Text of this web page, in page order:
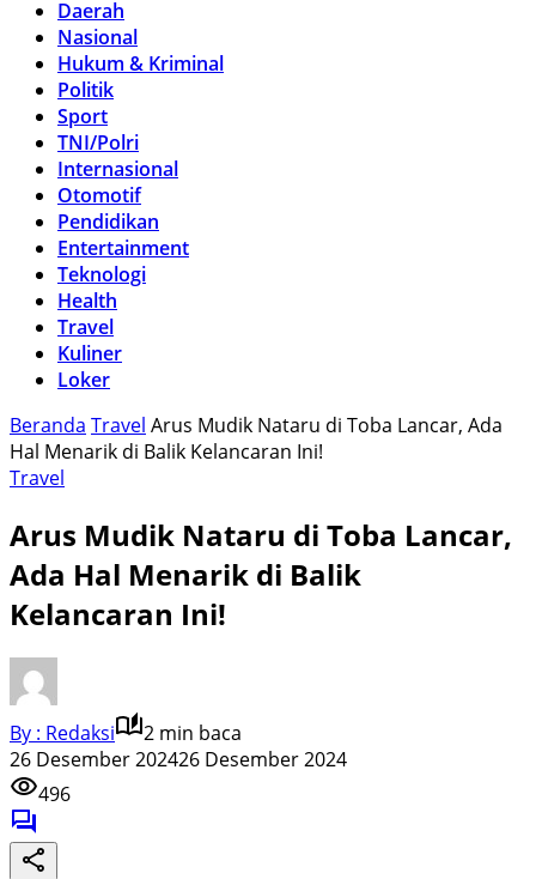
Daerah
Nasional
Hukum & Kriminal
Politik
Sport
TNI/Polri
Internasional
Otomotif
Pendidikan
Entertainment
Teknologi
Health
Travel
Kuliner
Loker
Beranda Travel Arus Mudik Nataru di Toba Lancar, Ada
Hal Menarik di Balik Kelancaran Ini!
Travel
Arus Mudik Nataru di Toba Lancar,
Ada Hal Menarik di Balik
Kelancaran Ini!
By : Redaksi
2 min baca
26 Desember 202426 Desember 2024
496